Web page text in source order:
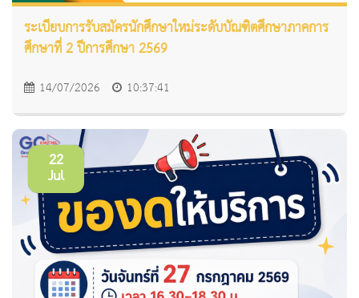
ระเบียบการรับสมัครนักศึกษาใหม่ระดับบัณฑิตศึกษาภาคการ
ศึกษาที่ 2 ปีการศึกษา 2569
14/07/2026 10:37:41
22
Jul